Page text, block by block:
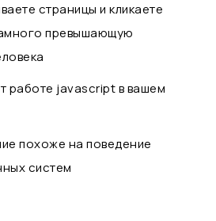
страницы и кликаете
превышающую
работе javascript в вашем
похоже на поведение
систем